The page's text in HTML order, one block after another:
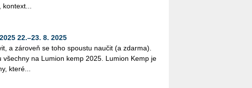
22.–23. 8. 2025
a zá­ro­veň se toho spous­tu na­u­čit (a zdar­ma).
všech­ny na Lu­mi­on kemp 2025. Lu­mi­on Kemp je
které...